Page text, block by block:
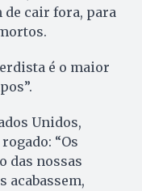
cair fora, para
é o maior
Unidos,
“Os
das nossas
acabassem,